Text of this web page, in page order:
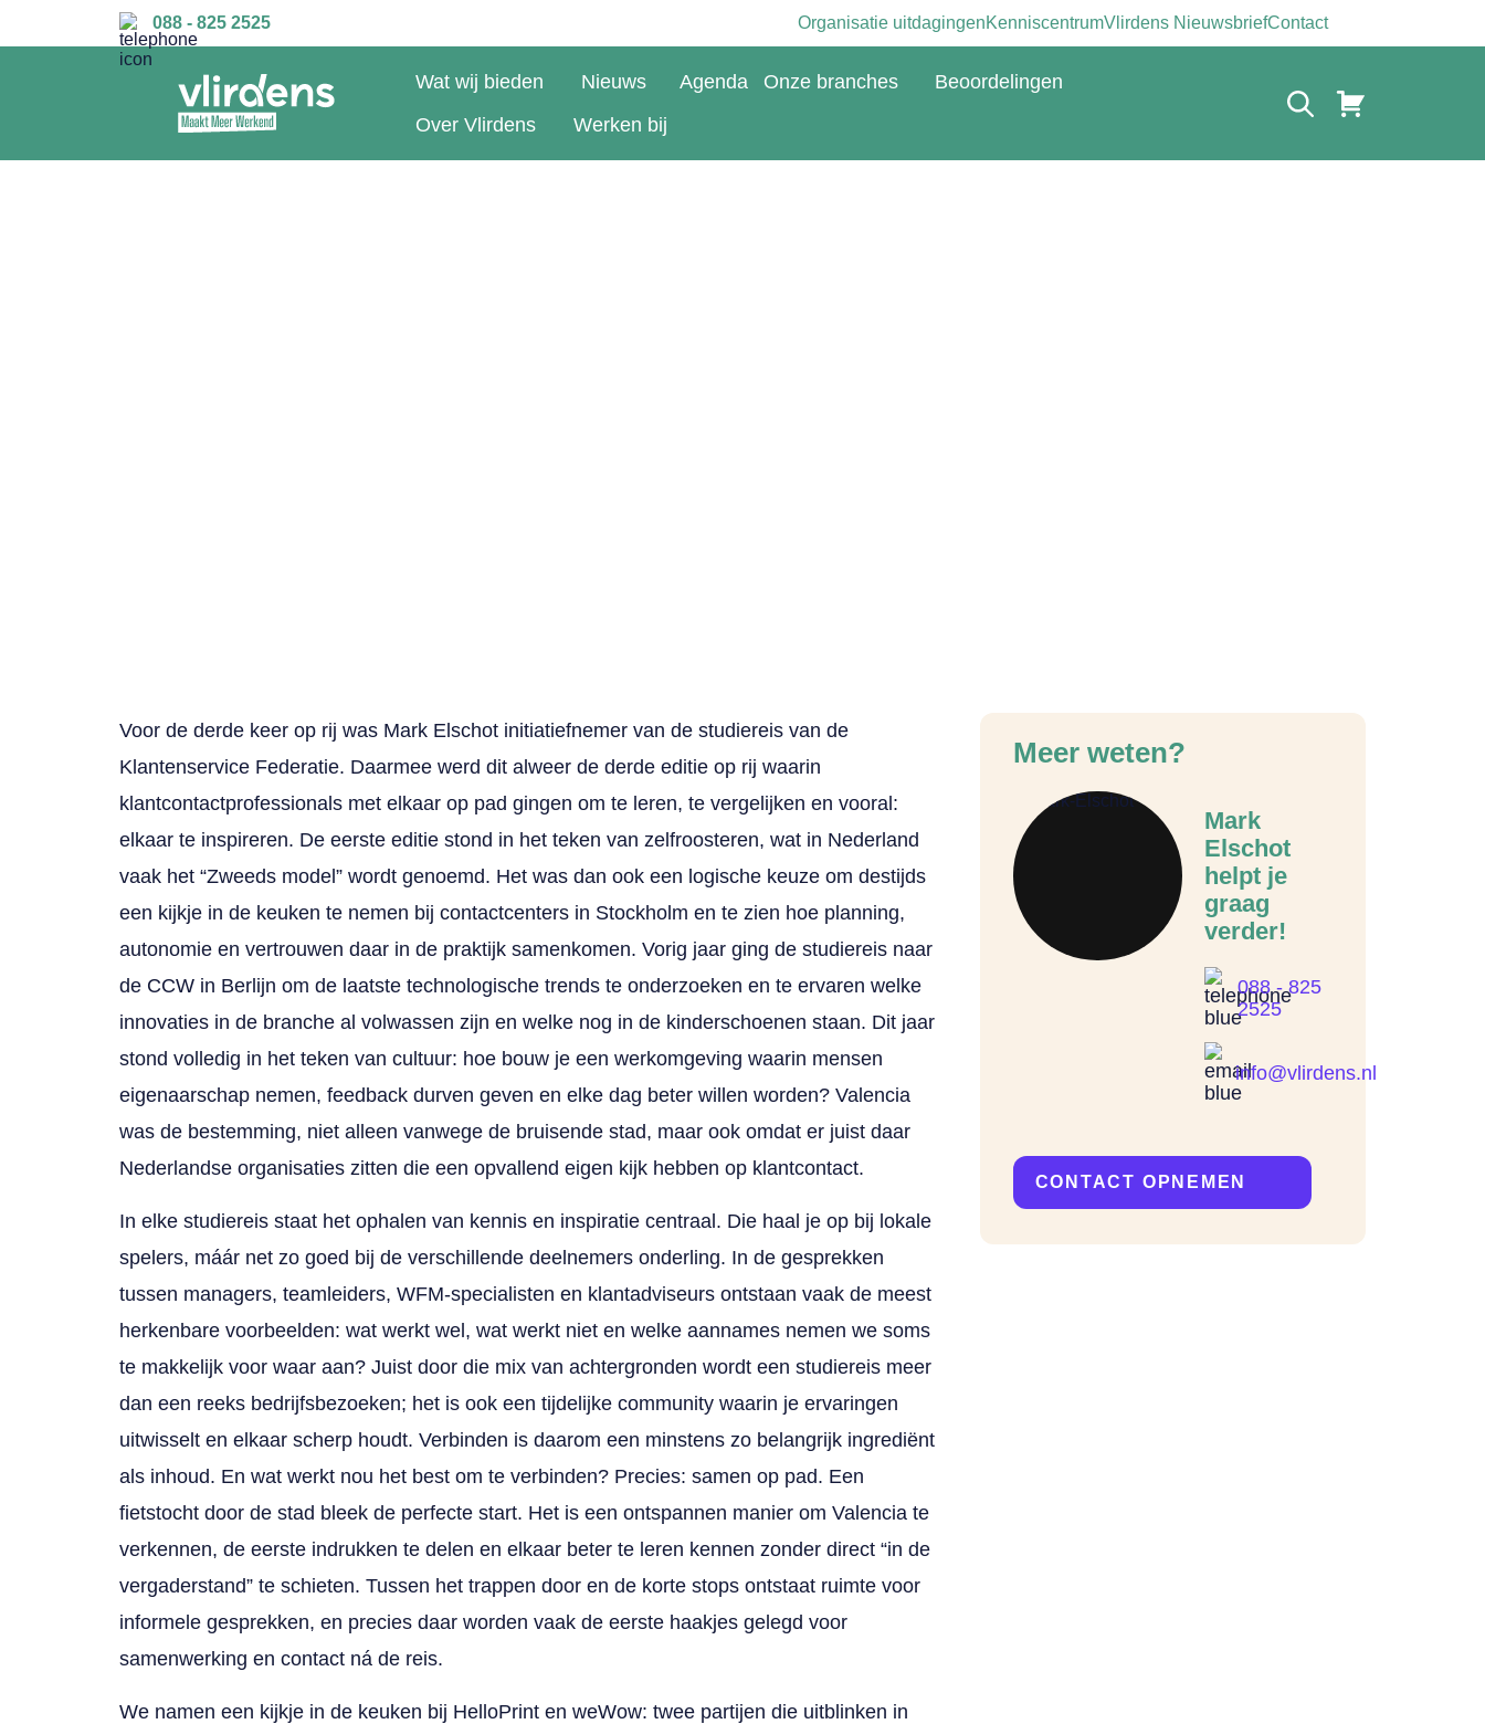
088 - 825 2525 Organisatie uitdagingenKenniscentrumVlirdens NieuwsbriefContact
Wat wij bieden Nieuws Agenda Onze branches
Beoordelingen
Over Vlirdens
Werken bij
Voor de derde keer op rij was Mark Elschot initiatiefnemer van de studiereis van de
Klantenservice Federatie. Daarmee werd dit alweer de derde editie op rij waarin
klantcontactprofessionals met elkaar op pad gingen om te leren, te vergelijken en vooral:
elkaar te inspireren. De eerste editie stond in het teken van zelfroosteren, wat in Nederland
vaak het “Zweeds model” wordt genoemd. Het was dan ook een logische keuze om destijds
een kijkje in de keuken te nemen bij contactcenters in Stockholm en te zien hoe planning,
autonomie en vertrouwen daar in de praktijk samenkomen. Vorig jaar ging de studiereis naar
de CCW in Berlijn om de laatste technologische trends te onderzoeken en te ervaren welke
innovaties in de branche al volwassen zijn en welke nog in de kinderschoenen staan. Dit jaar
stond volledig in het teken van cultuur: hoe bouw je een werkomgeving waarin mensen
eigenaarschap nemen, feedback durven geven en elke dag beter willen worden? Valencia
was de bestemming, niet alleen vanwege de bruisende stad, maar ook omdat er juist daar
Nederlandse organisaties zitten die een opvallend eigen kijk hebben op klantcontact.
In elke studiereis staat het ophalen van kennis en inspiratie centraal. Die haal je op bij lokale
spelers, máár net zo goed bij de verschillende deelnemers onderling. In de gesprekken
tussen managers, teamleiders, WFM-specialisten en klantadviseurs ontstaan vaak de meest
herkenbare voorbeelden: wat werkt wel, wat werkt niet en welke aannames nemen we soms
te makkelijk voor waar aan? Juist door die mix van achtergronden wordt een studiereis meer
dan een reeks bedrijfsbezoeken; het is ook een tijdelijke community waarin je ervaringen
uitwisselt en elkaar scherp houdt. Verbinden is daarom een minstens zo belangrijk ingrediënt
als inhoud. En wat werkt nou het best om te verbinden? Precies: samen op pad. Een
fietstocht door de stad bleek de perfecte start. Het is een ontspannen manier om Valencia te
verkennen, de eerste indrukken te delen en elkaar beter te leren kennen zonder direct “in de
vergaderstand” te schieten. Tussen het trappen door en de korte stops ontstaat ruimte voor
informele gesprekken, en precies daar worden vaak de eerste haakjes gelegd voor
samenwerking en contact ná de reis.
We namen een kijkje in de keuken bij HelloPrint en weWow: twee partijen die uitblinken in
Meer weten?
Mark
Elschot
helpt je
graag
verder!
088 - 825
2525
info@vlirdens.nl
CONTACT OPNEMEN